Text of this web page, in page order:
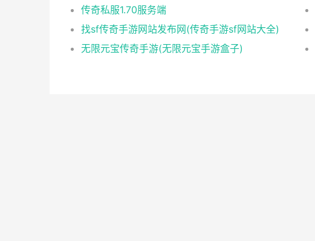
传奇私服1.70服务端
找sf传奇手游网站发布网(传奇手游sf网站大全)
无限元宝传奇手游(无限元宝手游盒子)